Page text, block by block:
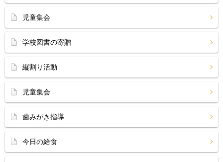
児童集会
学校図書の寄贈
縦割り活動
児童集会
歯みがき指導
今日の給食